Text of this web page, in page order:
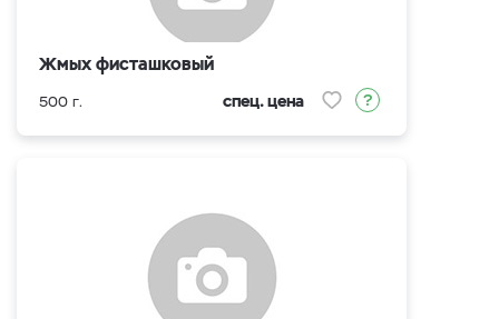
Жмых фисташковый
500 г. спец. цена